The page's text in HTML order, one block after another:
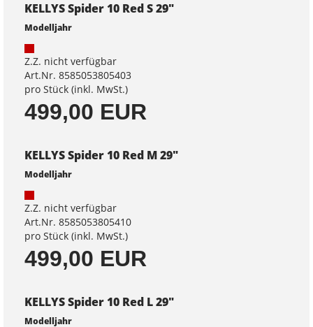
KELLYS Spider 10 Red S 29"
Modelljahr
Z.Z. nicht verfügbar
Art.Nr. 8585053805403
pro Stück (inkl. MwSt.)
499,00 EUR
KELLYS Spider 10 Red M 29"
Modelljahr
Z.Z. nicht verfügbar
Art.Nr. 8585053805410
pro Stück (inkl. MwSt.)
499,00 EUR
KELLYS Spider 10 Red L 29"
Modelljahr